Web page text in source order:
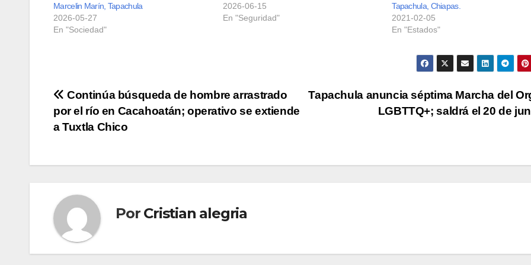
Marcelin Marín, Tapachula
2026-05-27
En "Sociedad"
2026-06-15
En "Seguridad"
Tapachula, Chiapas.
2021-02-05
En "Estados"
Navegación
de
Tapachula anuncia séptima Marcha del
LGBTTQ+; saldrá el 20 de
Continúa búsqueda de hombre arrastrado
por el río en Cacahoatán; operativo se extiende
a Tuxtla Chico
Por Cristian alegria